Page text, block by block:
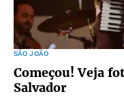
SÃO JOÃO
Começou! Veja
Salvador